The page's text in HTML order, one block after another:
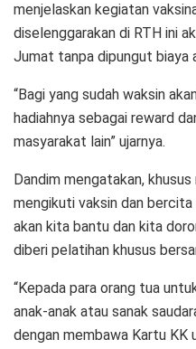
menjelaskan kegiatan
diselenggarakan di RTH ini
Jumat tanpa dipungut biaya
“Bagi yang sudah waksin
hadiahnya sebagai reward
masyarakat lain” ujarnya.
Dandim mengatakan,
mengikuti vaksin dan
akan kita bantu dan kita
diberi pelatihan khusus
“Kepada para orang tua
anak-anak atau sanak
dengan membawa Kartu KK